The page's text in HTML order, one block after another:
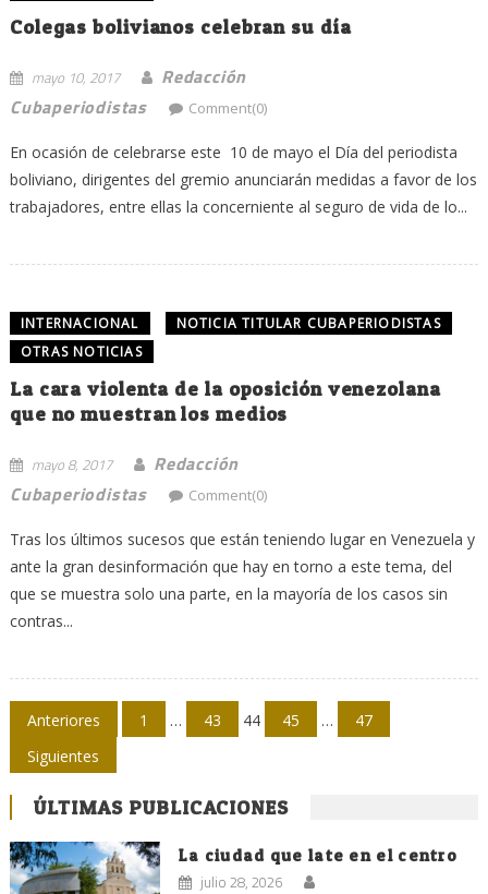
Colegas bolivianos celebran su día
mayo 10, 2017
Redacción
Cubaperiodistas
Comment(0)
En ocasión de celebrarse este 10 de mayo el Día del periodista
boliviano, dirigentes del gremio anunciarán medidas a favor de los
trabajadores, entre ellas la concerniente al seguro de vida de lo...
INTERNACIONAL
NOTICIA TITULAR CUBAPERIODISTAS
OTRAS NOTICIAS
La cara violenta de la oposición venezolana
que no muestran los medios
mayo 8, 2017
Redacción
Cubaperiodistas
Comment(0)
Tras los últimos sucesos que están teniendo lugar en Venezuela y
ante la gran desinformación que hay en torno a este tema, del
que se muestra solo una parte, en la mayoría de los casos sin
contras...
Navegación
de
entradas
Anteriores 1 … 43 44 45 …
47
Siguientes
ÚLTIMAS PUBLICACIONES
La ciudad que late en el centro
julio 28, 2026